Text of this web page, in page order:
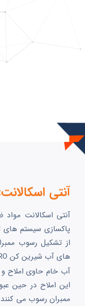
آنتی
آنتی اسکالانت
پاکسازی سیستم
از تشکیل رسوب
های آب شیرین کن RO تزریق می شود.
آب خام حاوی
این املاح در حین
ممبران رسوب می